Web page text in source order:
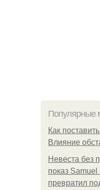
Популярные
Как
Влияние
Невеста без
показ
превратил